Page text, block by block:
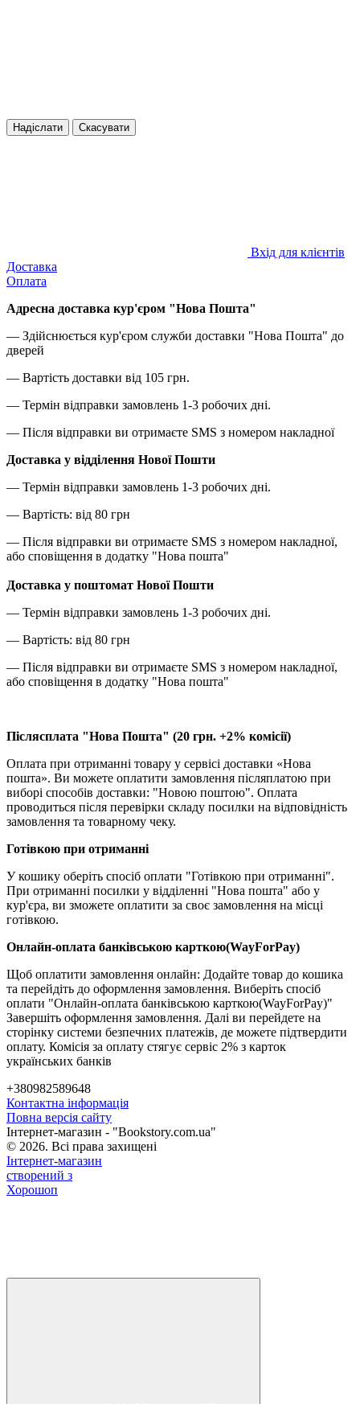
Надіслати Скасувати
Вхід для клієнтів
Доставка
Оплата
Адресна доставка кур'єром "Нова Пошта"
— Здійснюється кур'єром служби доставки "Нова Пошта" до
дверей
— Вартість доставки від 105 грн.
— Термін відправки замовлень 1-3 робочих дні.
— Після відправки ви отримаєте SMS з номером накладної
Доставка у відділення Нової Пошти
— Термін відправки замовлень 1-3 робочих дні.
— Вартість: від 80 грн
— Після відправки ви отримаєте SMS з номером накладної,
або сповіщення в додатку "Нова пошта"
Доставка у поштомат Нової Пошти
— Термін відправки замовлень 1-3 робочих дні.
— Вартість: від 80 грн
— Після відправки ви отримаєте SMS з номером накладної,
або сповіщення в додатку "Нова пошта"
Післясплата "Нова Пошта" (20 грн. +2% комісії)
Оплата при отриманні товару у сервісі доставки «Нова
пошта». Ви можете оплатити замовлення післяплатою при
виборі способів доставки: "Новою поштою". Оплата
проводиться після перевірки складу посилки на відповідність
замовлення та товарному чеку.
Готівкою при отриманні
У кошику оберіть спосіб оплати "Готівкою при отриманні".
При отриманні посилки у відділенні "Нова пошта" або у
кур'єра, ви зможете оплатити за своє замовлення на місці
готівкою.
Онлайн-оплата банківською карткою(WayForPay)
Щоб оплатити замовлення онлайн: Додайте товар до кошика
та перейдіть до оформлення замовлення. Виберіть спосіб
оплати "Онлайн-оплата банківською карткою(WayForPay)"
Завершіть оформлення замовлення. Далі ви перейдете на
сторінку системи безпечних платежів, де можете підтвердити
оплату. Комісія за оплату стягує сервіс 2% з карток
українських банків
+380982589648
Контактна інформація
Повна версія сайту
Інтернет-магазин - "Bookstory.com.ua"
© 2026. Всі права захищені
Інтернет-магазин
створений з
Хорошоп